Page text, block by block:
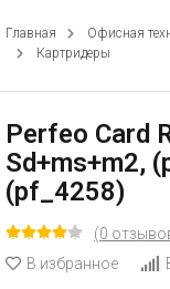
Главная Офисная
Картридеры
Perfeo Card
Sd+ms+m2,
(pf_4258)
(0
В избранное